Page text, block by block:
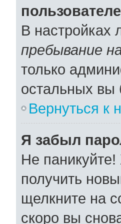
В настройках
пребывание
только
остальных вы
Вернуться к
Я забыл
Не паникуйте!
получить
щелкните на
скоро вы